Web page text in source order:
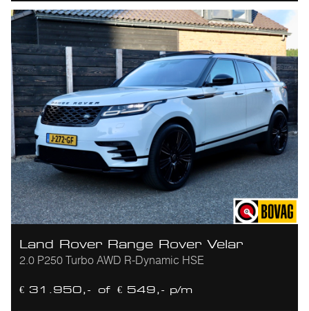
Land Rover Range Rover Velar
2.0 P250 Turbo AWD R-Dynamic HSE
€ 31.950,- of € 549,- p/m